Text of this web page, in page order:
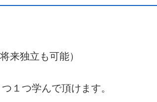
来独立も可能）
１つ学んで頂けます。